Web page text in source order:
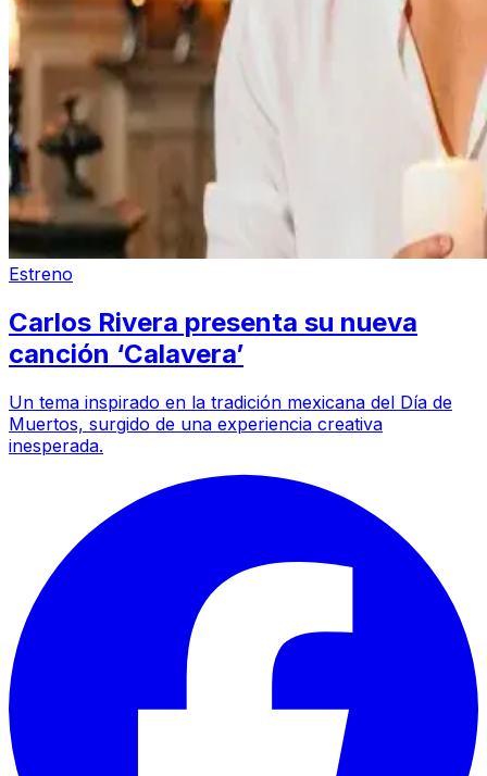
Estreno
Carlos Rivera presenta su nueva
canción ‘Calavera’
Un tema inspirado en la tradición mexicana del Día de
Muertos, surgido de una experiencia creativa
inesperada.